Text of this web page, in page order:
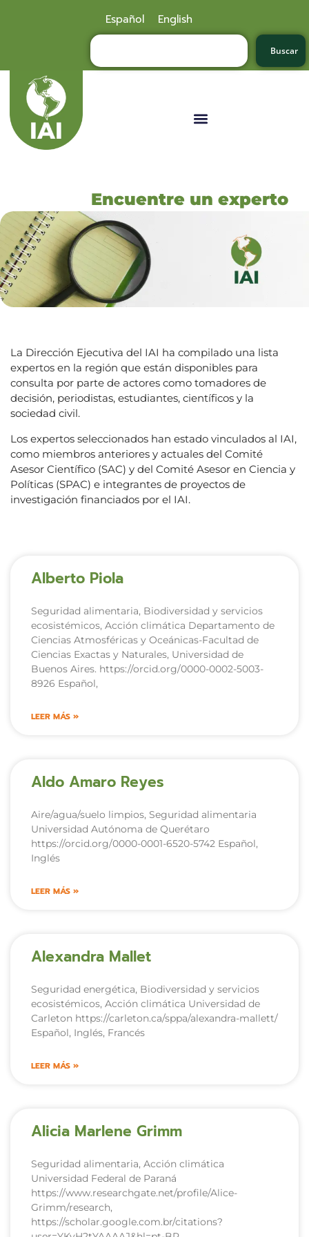
Español English
Buscar
Encuentre un experto
La Dirección Ejecutiva del IAI ha compilado una lista
expertos en la región que están disponibles para
consulta por parte de actores como tomadores de
decisión, periodistas, estudiantes, científicos y la
sociedad civil.
Los expertos seleccionados han estado vinculados al IAI,
como miembros anteriores y actuales del Comité
Asesor Científico (SAC) y del Comité Asesor en Ciencia y
Políticas (SPAC) e integrantes de proyectos de
investigación financiados por el IAI.
Alberto Piola
Seguridad alimentaria, Biodiversidad y servicios
ecosistémicos, Acción climática Departamento de
Ciencias Atmosféricas y Oceánicas-Facultad de
Ciencias Exactas y Naturales, Universidad de
Buenos Aires. https://orcid.org/0000-0002-5003-
8926 Español,
LEER MÁS »
Aldo Amaro Reyes
Aire/agua/suelo limpios, Seguridad alimentaria
Universidad Autónoma de Querétaro
https://orcid.org/0000-0001-6520-5742 Español,
Inglés
LEER MÁS »
Alexandra Mallet
Seguridad energética, Biodiversidad y servicios
ecosistémicos, Acción climática Universidad de
Carleton https://carleton.ca/sppa/alexandra-mallett/
Español, Inglés, Francés
LEER MÁS »
Alicia Marlene Grimm
Seguridad alimentaria, Acción climática
Universidad Federal de Paraná
https://www.researchgate.net/profile/Alice-
Grimm/research,
https://scholar.google.com.br/citations?